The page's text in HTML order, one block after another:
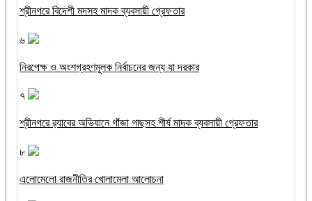
শ্রীনগরে বিদেশী মদসহ মাদক ব্যবসায়ী গ্রেফতার
৬
নিরপেক্ষ ও অংশগ্রহণমূলক নির্বাচনের জন্য যা দরকার
৭
শ্রীনগরে র‌্যাবের অভিযানে গাঁজা গাছসহ শীর্ষ মাদক ব্যবসায়ী গ্রেফতার
৮
এলোমেলো রাজনীতির খোলামেলা আলোচনা